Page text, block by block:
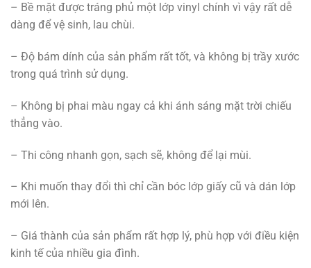
– Bề mặt được tráng phủ một lớp vinyl chính vì vậy rất dễ
dàng để vệ sinh, lau chùi.
– Độ bám dính của sản phẩm rất tốt, và không bị trầy xước
trong quá trình sử dụng.
– Không bị phai màu ngay cả khi ánh sáng mặt trời chiếu
thẳng vào.
– Thi công nhanh gọn, sạch sẽ, không để lại mùi.
– Khi muốn thay đổi thì chỉ cần bóc lớp giấy cũ và dán lớp
mới lên.
– Giá thành của sản phẩm rất hợp lý, phù hợp với điều kiện
kinh tế của nhiều gia đình.